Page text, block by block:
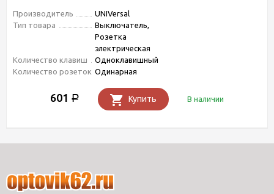
Производитель
UNIVersal
Тип товара
Выключатель,
Розетка
электрическая
Количество клавиш
Одноклавишный
Количество розеток Одинарная
601 Р Купить В наличии